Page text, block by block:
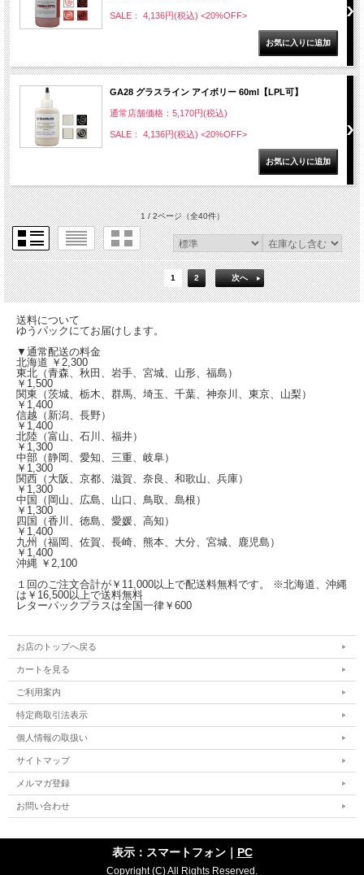
SALE： 4,136円(税込) <20%OFF>
GA28 グラスライン アイボリー 60ml【LPL可】
通常店舗価格：5,170円(税込)
SALE： 4,136円(税込) <20%OFF>
1 / 2ページ（全40件）
1 2 次へ
送料について
ゆうパックにてお届けします。
▼通常配送の料金
北海道 ￥2,300
東北（青森、秋田、岩手、宮城、山形、福島）
￥1,500
関東（茨城、栃木、群馬、埼玉、千葉、神奈川、東京、山梨）
￥1,400
信越（新潟、長野）
￥1,400
北陸（富山、石川、福井）
￥1,300
中部（静岡、愛知、三重、岐阜）
￥1,300
関西（大阪、京都、滋賀、奈良、和歌山、兵庫）
￥1,300
中国（岡山、広島、山口、鳥取、島根）
￥1,300
四国（香川、徳島、愛媛、高知）
￥1,400
九州（福岡、佐賀、長崎、熊本、大分、宮城、鹿児島）
￥1,400
沖縄 ￥2,100
１回のご注文合計が￥11,000以上で配送料無料です。 ※北海道、沖縄
は￥16,500以上で送料無料
レターパックプラスは全国一律￥600
お店のトップへ戻る
カートを見る
ご利用案内
特定商取引法表示
個人情報の取扱い
サイトマップ
メルマガ登録
お問い合わせ
表示：スマートフォン｜ PC
Copyright (C) All Rights Reserved.